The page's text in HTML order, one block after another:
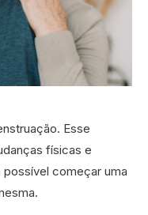
Esse
físicas e
começar uma